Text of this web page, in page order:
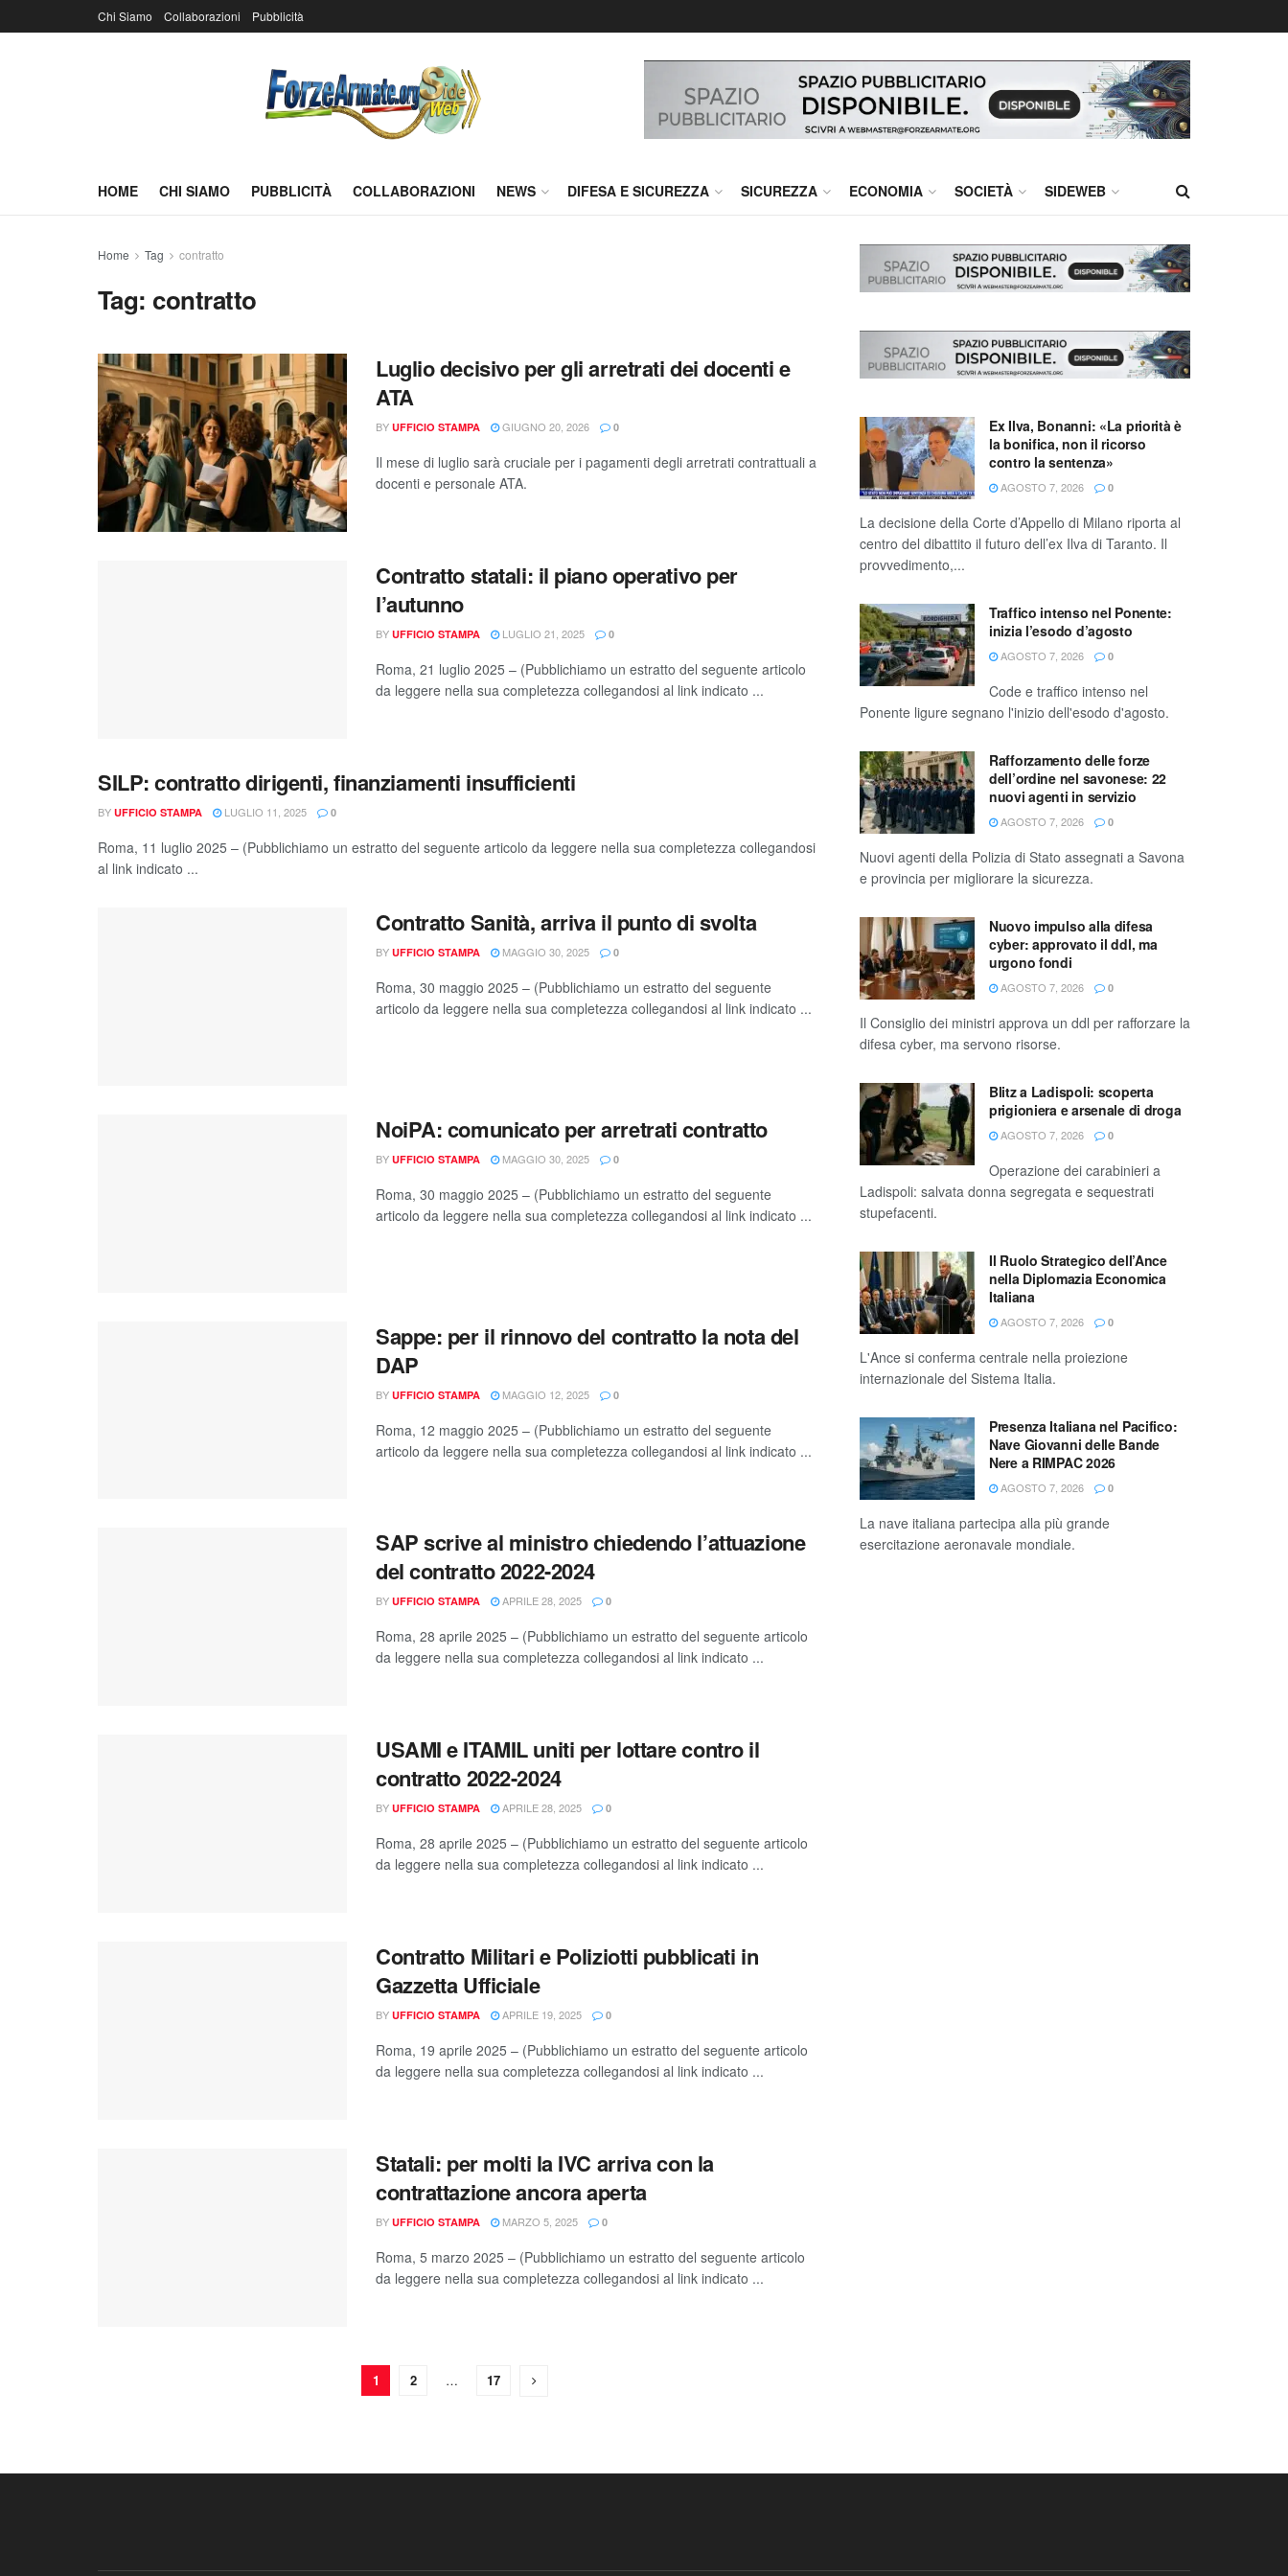
Chi Siamo Collaborazioni Pubblicità
HOME CHI SIAMO PUBBLICITÀ COLLABORAZIONI NEWS DIFESA E SICUREZZA SICUREZZA ECONOMIA SOCIETÀ SIDEWEB
Home Tag contratto
Tag: contratto
Luglio decisivo per gli arretrati dei docenti e
ATA
BY UFFICIO STAMPA GIUGNO 20, 2026 0
Il mese di luglio sarà cruciale per i pagamenti degli arretrati contrattuali a
docenti e personale ATA.
Contratto statali: il piano operativo per
l’autunno
BY UFFICIO STAMPA LUGLIO 21, 2025 0
Roma, 21 luglio 2025 – (Pubblichiamo un estratto del seguente articolo
da leggere nella sua completezza collegandosi al link indicato ...
SILP: contratto dirigenti, finanziamenti insufficienti
BY UFFICIO STAMPA LUGLIO 11, 2025 0
Roma, 11 luglio 2025 – (Pubblichiamo un estratto del seguente articolo da leggere nella sua completezza collegandosi
al link indicato ...
Contratto Sanità, arriva il punto di svolta
BY UFFICIO STAMPA MAGGIO 30, 2025 0
Roma, 30 maggio 2025 – (Pubblichiamo un estratto del seguente
articolo da leggere nella sua completezza collegandosi al link indicato ...
NoiPA: comunicato per arretrati contratto
BY UFFICIO STAMPA MAGGIO 30, 2025 0
Roma, 30 maggio 2025 – (Pubblichiamo un estratto del seguente
articolo da leggere nella sua completezza collegandosi al link indicato ...
Sappe: per il rinnovo del contratto la nota del
DAP
BY UFFICIO STAMPA MAGGIO 12, 2025 0
Roma, 12 maggio 2025 – (Pubblichiamo un estratto del seguente
articolo da leggere nella sua completezza collegandosi al link indicato ...
SAP scrive al ministro chiedendo l’attuazione
del contratto 2022-2024
BY UFFICIO STAMPA APRILE 28, 2025 0
Roma, 28 aprile 2025 – (Pubblichiamo un estratto del seguente articolo
da leggere nella sua completezza collegandosi al link indicato ...
USAMI e ITAMIL uniti per lottare contro il
contratto 2022-2024
BY UFFICIO STAMPA APRILE 28, 2025 0
Roma, 28 aprile 2025 – (Pubblichiamo un estratto del seguente articolo
da leggere nella sua completezza collegandosi al link indicato ...
Contratto Militari e Poliziotti pubblicati in
Gazzetta Ufficiale
BY UFFICIO STAMPA APRILE 19, 2025 0
Roma, 19 aprile 2025 – (Pubblichiamo un estratto del seguente articolo
da leggere nella sua completezza collegandosi al link indicato ...
Statali: per molti la IVC arriva con la
contrattazione ancora aperta
BY UFFICIO STAMPA MARZO 5, 2025 0
Roma, 5 marzo 2025 – (Pubblichiamo un estratto del seguente articolo
da leggere nella sua completezza collegandosi al link indicato ...
1 2 … 17
Ex Ilva, Bonanni: «La priorità è
la bonifica, non il ricorso
contro la sentenza»
AGOSTO 7, 2026 0
La decisione della Corte d’Appello di Milano riporta al
centro del dibattito il futuro dell’ex Ilva di Taranto. Il
provvedimento,...
Traffico intenso nel Ponente:
inizia l’esodo d’agosto
AGOSTO 7, 2026 0
Code e traffico intenso nel
Ponente ligure segnano l'inizio dell'esodo d'agosto.
Rafforzamento delle forze
dell’ordine nel savonese: 22
nuovi agenti in servizio
AGOSTO 7, 2026 0
Nuovi agenti della Polizia di Stato assegnati a Savona
e provincia per migliorare la sicurezza.
Nuovo impulso alla difesa
cyber: approvato il ddl, ma
urgono fondi
AGOSTO 7, 2026 0
Il Consiglio dei ministri approva un ddl per rafforzare la
difesa cyber, ma servono risorse.
Blitz a Ladispoli: scoperta
prigioniera e arsenale di droga
AGOSTO 7, 2026 0
Operazione dei carabinieri a
Ladispoli: salvata donna segregata e sequestrati
stupefacenti.
Il Ruolo Strategico dell’Ance
nella Diplomazia Economica
Italiana
AGOSTO 7, 2026 0
L'Ance si conferma centrale nella proiezione
internazionale del Sistema Italia.
Presenza Italiana nel Pacifico:
Nave Giovanni delle Bande
Nere a RIMPAC 2026
AGOSTO 7, 2026 0
La nave italiana partecipa alla più grande
esercitazione aeronavale mondiale.